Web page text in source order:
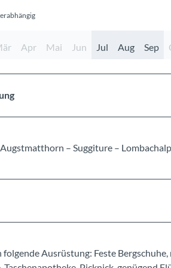
Apr Mai Jun Jul Aug Sep
– Suggiture – Lombachalp
Ausrüstung: Feste